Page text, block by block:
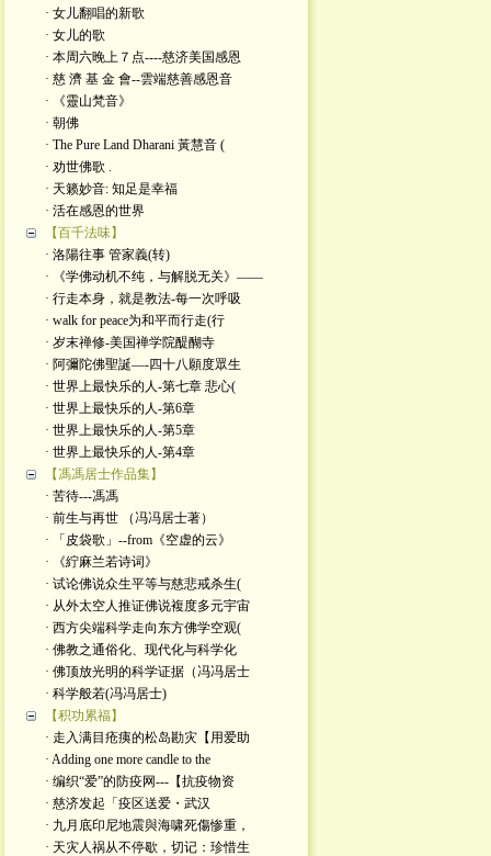
· 女儿翻唱的新歌
· 女儿的歌
· 本周六晚上７点----慈济美国感恩
· 慈 濟 基 金 會--雲端慈善感恩音
· 《靈山梵音》
· 朝佛
· The Pure Land Dharani 黃慧音 (
· 劝世佛歌 .
· 天籁妙音: 知足是幸福
· 活在感恩的世界
【百千法味】
· 洛陽往事 管家義(转)
· 《学佛动机不纯，与解脱无关》——
· 行走本身，就是教法-每一次呼吸
· walk for peace为和平而行走(行
· 岁末禅修-美国禅学院醍醐寺
· 阿彌陀佛聖誕—-四十八願度眾生
· 世界上最快乐的人-第七章 悲心(
· 世界上最快乐的人-第6章
· 世界上最快乐的人-第5章
· 世界上最快乐的人-第4章
【馮馮居士作品集】
· 苦待---馮馮
· 前生与再世 （冯冯居士著）
· 「皮袋歌」--from《空虚的云》
· 《紵麻兰若诗词》
· 试论佛说众生平等与慈悲戒杀生(
· 从外太空人推证佛说複度多元宇宙
· 西方尖端科学走向东方佛学空观(
· 佛教之通俗化、现代化与科学化
· 佛顶放光明的科学证据（冯冯居士
· 科学般若(冯冯居士)
【积功累福】
· 走入满目疮痍的松岛勘灾【用爱助
· Adding one more candle to the
· 编织“爱”的防疫网---【抗疫物资
· 慈济发起「疫区送爱・武汉
· 九月底印尼地震與海啸死傷惨重，
· 天灾人祸从不停歇，切记：珍惜生